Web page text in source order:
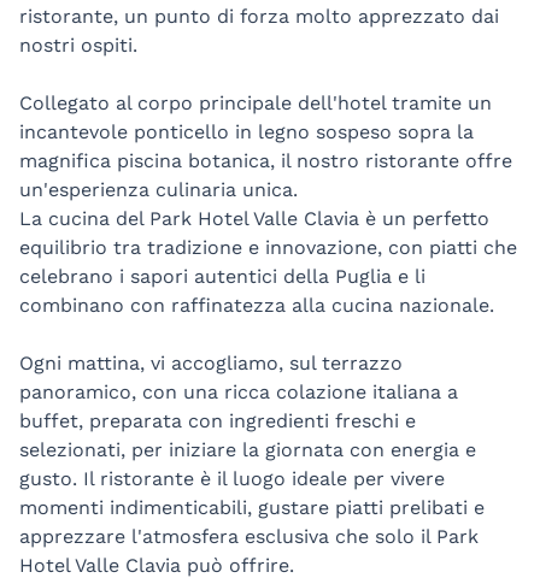
ristorante, un punto di forza molto apprezzato dai
nostri ospiti.
Collegato al corpo principale dell'hotel tramite un
incantevole ponticello in legno sospeso sopra la
magnifica piscina botanica, il nostro ristorante offre
un'esperienza culinaria unica.
La cucina del Park Hotel Valle Clavia è un perfetto
equilibrio tra tradizione e innovazione, con piatti che
celebrano i sapori autentici della Puglia e li
combinano con raffinatezza alla cucina nazionale.
Ogni mattina, vi accogliamo, sul terrazzo
panoramico, con una ricca colazione italiana a
buffet, preparata con ingredienti freschi e
selezionati, per iniziare la giornata con energia e
gusto. Il ristorante è il luogo ideale per vivere
momenti indimenticabili, gustare piatti prelibati e
apprezzare l'atmosfera esclusiva che solo il Park
Hotel Valle Clavia può offrire.